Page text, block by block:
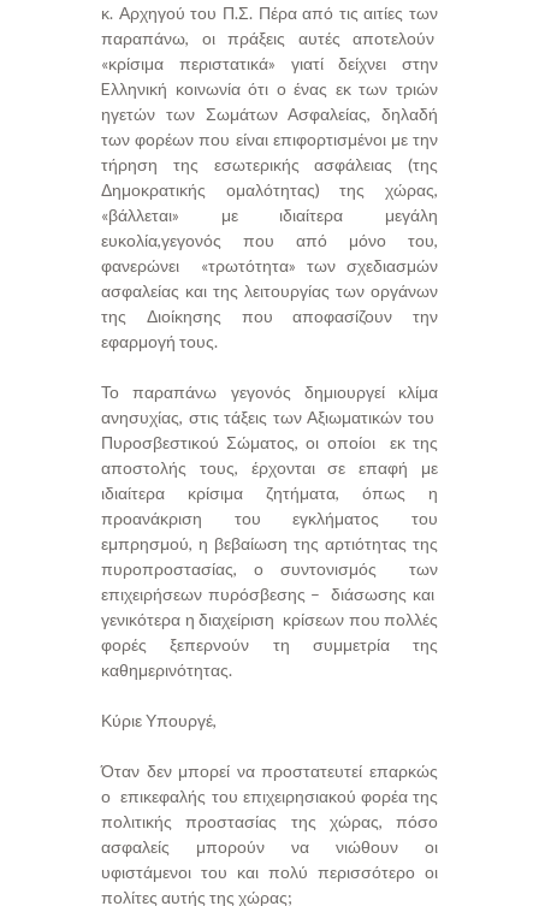
κ. Αρχηγού του Π.Σ. Πέρα από τις αιτίες των
παραπάνω, οι πράξεις αυτές αποτελούν
«κρίσιμα περιστατικά» γιατί δείχνει στην
Eλληνική κοινωνία ότι ο ένας εκ των τριών
ηγετών των Σωμάτων Ασφαλείας, δηλαδή
των φορέων που είναι επιφορτισμένοι με την
τήρηση της εσωτερικής ασφάλειας (της
Δημοκρατικής ομαλότητας) της χώρας,
«βάλλεται» με ιδιαίτερα μεγάλη
ευκολία,γεγονός που από μόνο του,
φανερώνει «τρωτότητα» των σχεδιασμών
ασφαλείας και της λειτουργίας των οργάνων
της Διοίκησης που αποφασίζουν την
εφαρμογή τους.
Το παραπάνω γεγονός δημιουργεί κλίμα
ανησυχίας, στις τάξεις των Αξιωματικών του
Πυροσβεστικού Σώματος, οι οποίοι εκ της
αποστολής τους, έρχονται σε επαφή με
ιδιαίτερα κρίσιμα ζητήματα, όπως η
προανάκριση του εγκλήματος του
εμπρησμού, η βεβαίωση της αρτιότητας της
πυροπροστασίας, ο συντονισμός των
επιχειρήσεων πυρόσβεσης – διάσωσης και
γενικότερα η διαχείριση κρίσεων που πολλές
φορές ξεπερνούν τη συμμετρία της
καθημερινότητας.
Κύριε Υπουργέ,
Όταν δεν μπορεί να προστατευτεί επαρκώς
ο επικεφαλής του επιχειρησιακού φορέα της
πολιτικής προστασίας της χώρας, πόσο
ασφαλείς μπορούν να νιώθουν οι
υφιστάμενοι του και πολύ περισσότερο οι
πολίτες αυτής της χώρας;